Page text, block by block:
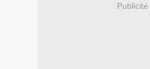
Publicité